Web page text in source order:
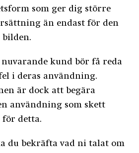
som ger dig större
än endast för den
bilden.
kund bör få reda
i deras användning.
är dock att begära
användning som skett
för detta.
du bekräfta vad ni talat om